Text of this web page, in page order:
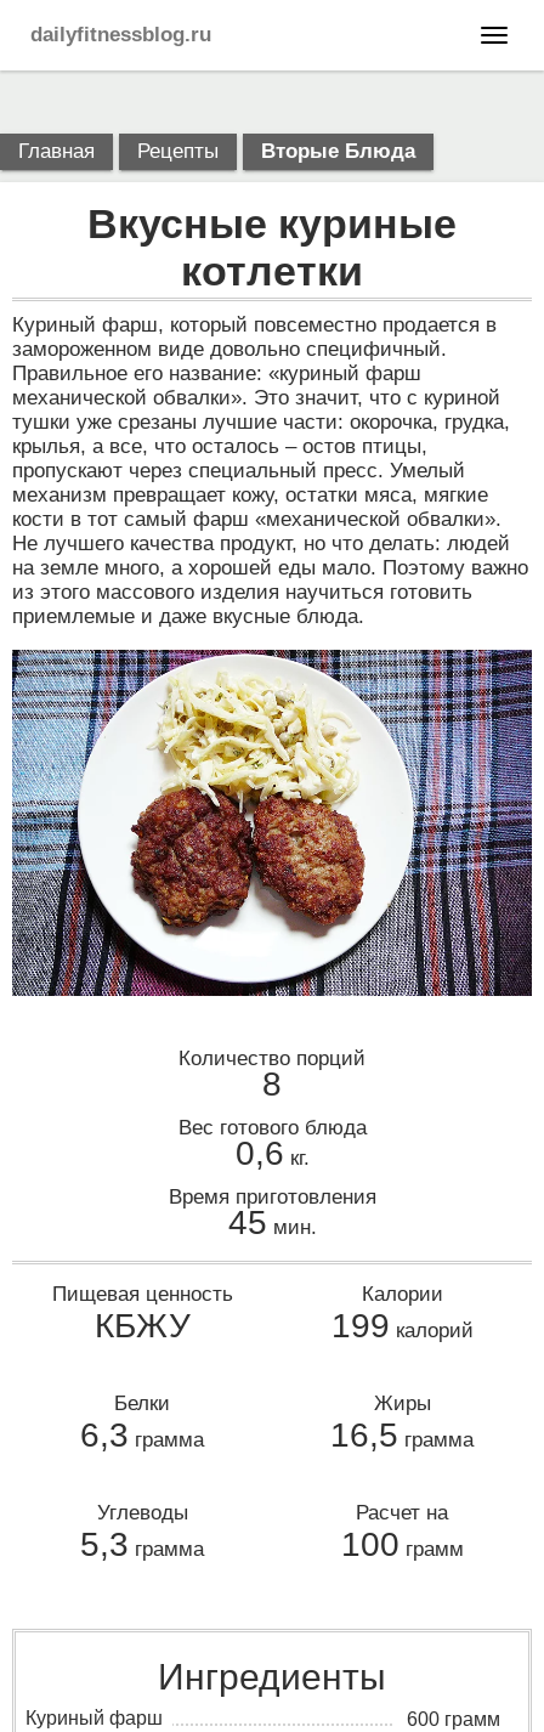
dailyfitnessblog.ru
Главная Рецепты Вторые Блюда
Вкусные куриные
котлетки
Куриный фарш, который повсеместно продается в
замороженном виде довольно специфичный.
Правильное его название: «куриный фарш
механической обвалки». Это значит, что с куриной
тушки уже срезаны лучшие части: окорочка, грудка,
крылья, а все, что осталось – остов птицы,
пропускают через специальный пресс. Умелый
механизм превращает кожу, остатки мяса, мягкие
кости в тот самый фарш «механической обвалки».
Не лучшего качества продукт, но что делать: людей
на земле много, а хорошей еды мало. Поэтому важно
из этого массового изделия научиться готовить
приемлемые и даже вкусные блюда.
Количество порций
8
Вес готового блюда
0,6 кг.
Время приготовления
45 мин.
Пищевая ценность
КБЖУ
Калории
199 калорий
Белки
6,3 грамма
Жиры
16,5 грамма
Углеводы
5,3 грамма
Расчет на
100 грамм
Ингредиенты
Куриный фарш
600 грамм